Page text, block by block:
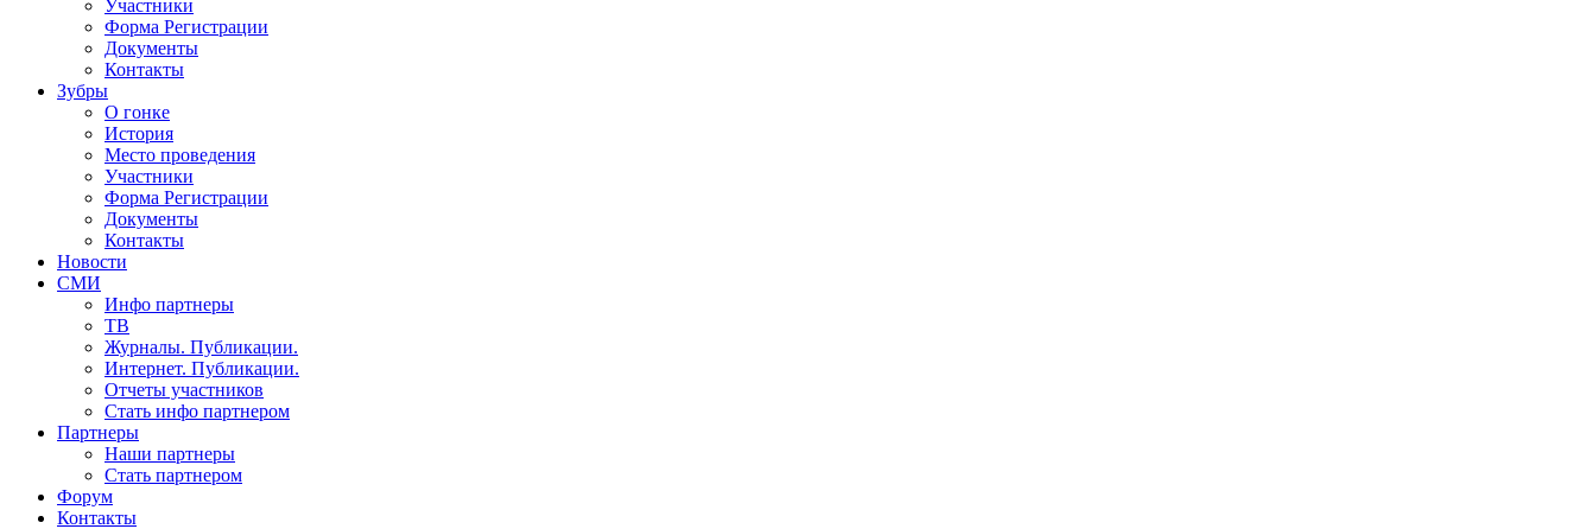
Участники
Форма Регистрации
Документы
Контакты
Зубры
О гонке
История
Место проведения
Участники
Форма Регистрации
Документы
Контакты
Новости
СМИ
Инфо партнеры
ТВ
Журналы. Публикации.
Интернет. Публикации.
Отчеты участников
Стать инфо партнером
Партнеры
Наши партнеры
Стать партнером
Форум
Контакты